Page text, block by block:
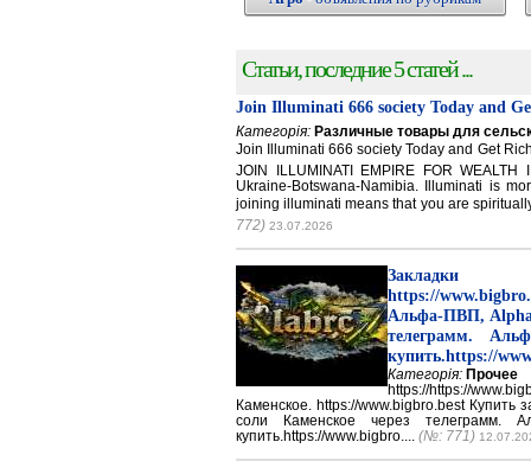
Статьи, последние 5 статей ...
Join Illuminati 666 society Today and
Категорія: Различные товары для
Join Illuminati 666 society Today and Get
JOIN ILLUMINATI EMPIRE FOR WEALTH
Ukraine-Botswana-Namibia. Illuminati is
joining illuminati means that you are
772) 23.07.2026
Закладки
https://
Альфа-ПВП, Alpha
телеграмм.
купить.https://
Категорія: Прочее
https://https://
Каменское. https://www.bigbro.best Купить
соли Каменское через телеграмм.
купить.https://www.bigbro.... (№: 771)